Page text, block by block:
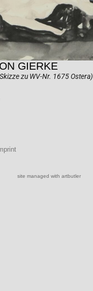
GIERKE
zu WV-Nr. 1675 Ostera)
site managed with artbutler